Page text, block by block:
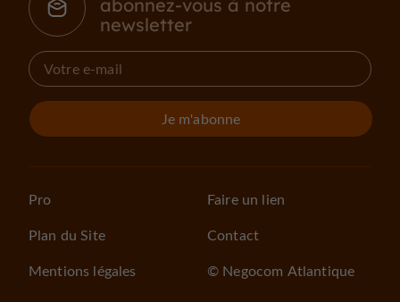
abonnez-vous à notre
newsletter
Je m'abonne
Pro
Plan du Site
Mentions légales
Faire un lien
Contact
© Negocom Atlantique